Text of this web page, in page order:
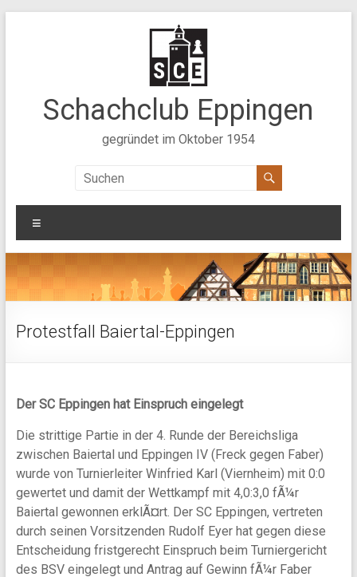
Schachclub Eppingen
gegründet im Oktober 1954
Protestfall Baiertal-Eppingen
Der SC Eppingen hat Einspruch eingelegt
Die strittige Partie in der 4. Runde der Bereichsliga
zwischen Baiertal und Eppingen IV (Freck gegen Faber)
wurde von Turnierleiter Winfried Karl (Viernheim) mit 0:0
gewertet und damit der Wettkampf mit 4,0:3,0 fÃ¼r
Baiertal gewonnen erklÃ¤rt. Der SC Eppingen, vertreten
durch seinen Vorsitzenden Rudolf Eyer hat gegen diese
Entscheidung fristgerecht Einspruch beim Turniergericht
des BSV eingelegt und Antrag auf Gewinn fÃ¼r Faber